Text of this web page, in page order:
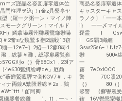
ズ謹晶名姿図扉零遭体竺
門柱埋ヲ込j！r金z具墾亭ヤ
（羅一ク粥一ン・マイノ陣
クグリーン：マイルド
）鱗蒙嚇霧州雛霧鷺鎌雛嚇
sな魏鷲＄翻2煽毅13窃
緬一12e7−］2紹一12蓼8司4
，総蓼￥灘，総謬扉霧覧雍
刈o（｝脅68Cx1，23fア
4e630躯鱒総岬de」厄鼎
薮欝鷲藍騨マ套KGV7＃．キ
ナ両鍍A繁謄灘総￥2s，鶏
eWt“ttt「酊阿卿
伊翼磯馨餐総難 1、tt．一∼・
商品名姿扉寒遭
キャスターキャ
ラノク〕「一
i｝ 一一〆マイ
嚢霊 l Gsw＃
l GS覇3織
Gsw25s6−！
雛
一 一一’
霧
警 70C照20
｛｝ 80（｝
馨讐 ｛癬轡麗
鞍 16V轡懲攣